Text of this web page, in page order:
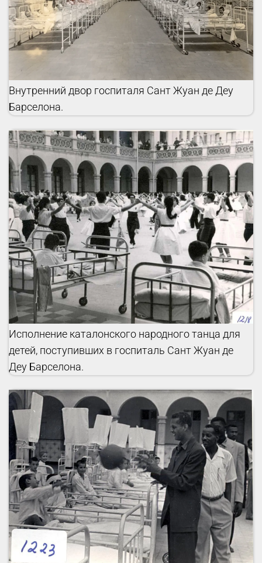
Внутренний двор госпиталя Сант Жуан де Деу
Барселона.
Исполнение каталонского народного танца для
детей, поступивших в госпиталь Сант Жуан де
Деу Барселона.